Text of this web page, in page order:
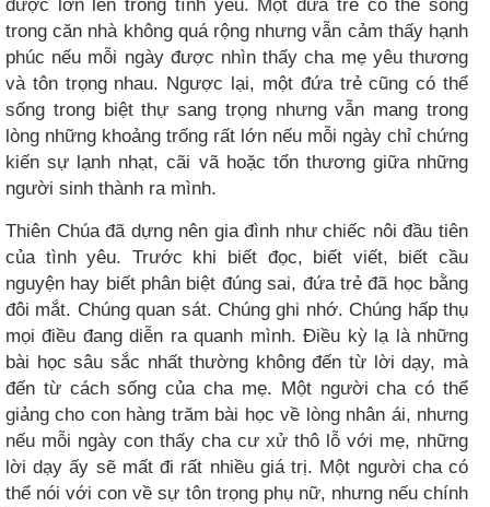
được lớn lên trong tình yêu. Một đứa trẻ có thể sống
trong căn nhà không quá rộng nhưng vẫn cảm thấy hạnh
phúc nếu mỗi ngày được nhìn thấy cha mẹ yêu thương
và tôn trọng nhau. Ngược lại, một đứa trẻ cũng có thể
sống trong biệt thự sang trọng nhưng vẫn mang trong
lòng những khoảng trống rất lớn nếu mỗi ngày chỉ chứng
kiến sự lạnh nhạt, cãi vã hoặc tổn thương giữa những
người sinh thành ra mình.
Thiên Chúa đã dựng nên gia đình như chiếc nôi đầu tiên
của tình yêu. Trước khi biết đọc, biết viết, biết cầu
nguyện hay biết phân biệt đúng sai, đứa trẻ đã học bằng
đôi mắt. Chúng quan sát. Chúng ghi nhớ. Chúng hấp thụ
mọi điều đang diễn ra quanh mình. Điều kỳ lạ là những
bài học sâu sắc nhất thường không đến từ lời dạy, mà
đến từ cách sống của cha mẹ. Một người cha có thể
giảng cho con hàng trăm bài học về lòng nhân ái, nhưng
nếu mỗi ngày con thấy cha cư xử thô lỗ với mẹ, những
lời dạy ấy sẽ mất đi rất nhiều giá trị. Một người cha có
thể nói với con về sự tôn trọng phụ nữ, nhưng nếu chính